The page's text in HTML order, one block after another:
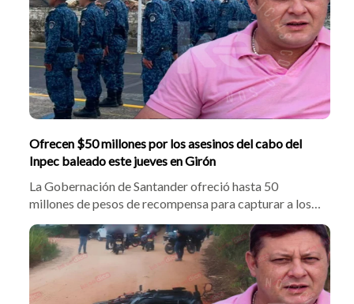
Ofrecen $50 millones por los asesinos del cabo del
Inpec baleado este jueves en Girón
La Gobernación de Santander ofreció hasta 50
millones de pesos de recompensa para capturar a los
responsables del asesinato del cabo Efraín Quesada
Urrego. El funcionario del Inpec fue atacado cuando
iba a laborar en Palogordo. El secretario Óscar
Hernández pidió el apoyo de las autoridades.